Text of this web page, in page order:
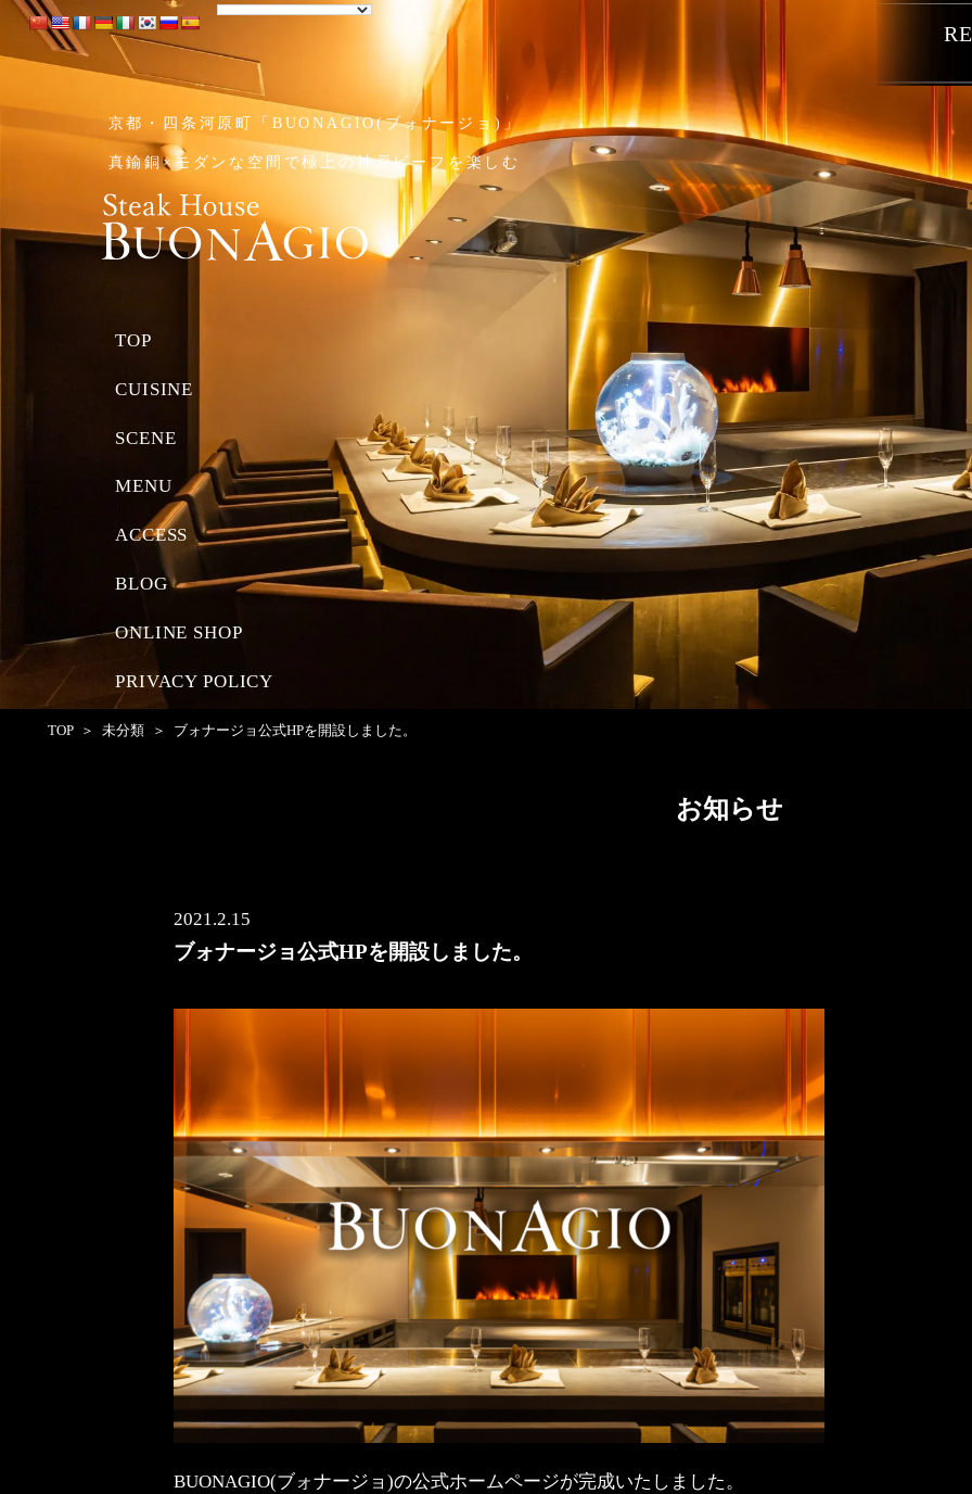
京都・四条河原町 「BUONAGIO(ブォナージョ)」
真鍮銅×モダンな空間で極上の神戸ビーフを楽しむ
TOP
CUISINE
SCENE
MENU
ACCESS
BLOG
ONLINE SHOP
PRIVACY POLICY
TOP 未分類 ブォナージョ公式HPを開設しました。
お知らせ
2021.2.15
ブォナージョ公式HPを開設しました。
BUONAGIO(ブォナージョ)の公式ホームページが完成いたしました。